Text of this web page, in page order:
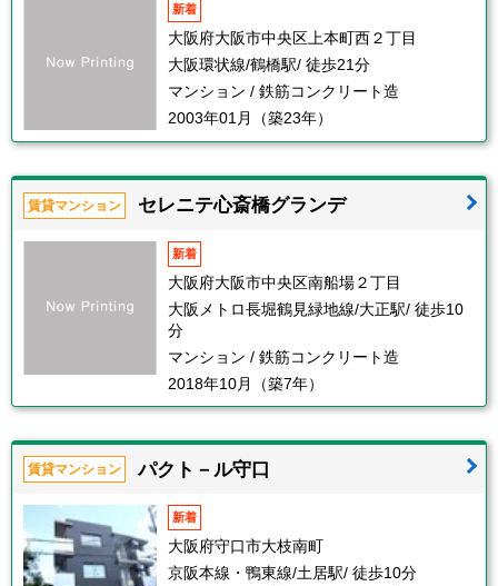
新着
大阪府大阪市中央区上本町西２丁目
大阪環状線/鶴橋駅/ 徒歩21分
マンション / 鉄筋コンクリート造
2003年01月（築23年）
賃貸マンション セレニテ心斎橋グランデ
新着
大阪府大阪市中央区南船場２丁目
大阪メトロ長堀鶴見緑地線/大正駅/ 徒歩10
分
マンション / 鉄筋コンクリート造
2018年10月（築7年）
賃貸マンション パクト－ル守口
新着
大阪府守口市大枝南町
京阪本線・鴨東線/土居駅/ 徒歩10分